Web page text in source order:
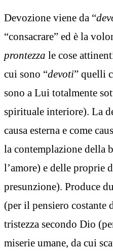
Devozione viene da “
“consacrare” ed è la
prontezza le cose
cui sono “devoti” quelli
sono a Lui totalmente
spirituale interiore). La
causa esterna e come
la contemplazione della
l’amore) e delle proprie
presunzione). Produce
(per il pensiero costante
tristezza secondo Dio
miserie umane, da cui